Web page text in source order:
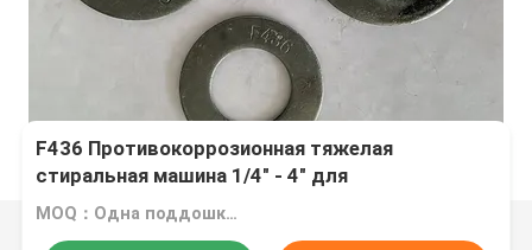
F436 Противокоррозионная тяжелая
стиральная машина 1/4" - 4" для
автомобильного производства
MOQ：Одна поддошка за один размер